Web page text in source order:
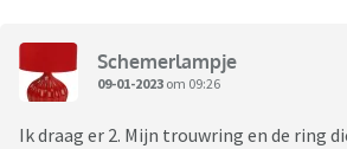
Schemerlampje
09-01-2023 om 09:26
Ik draag er 2. Mijn trouwring en de ring